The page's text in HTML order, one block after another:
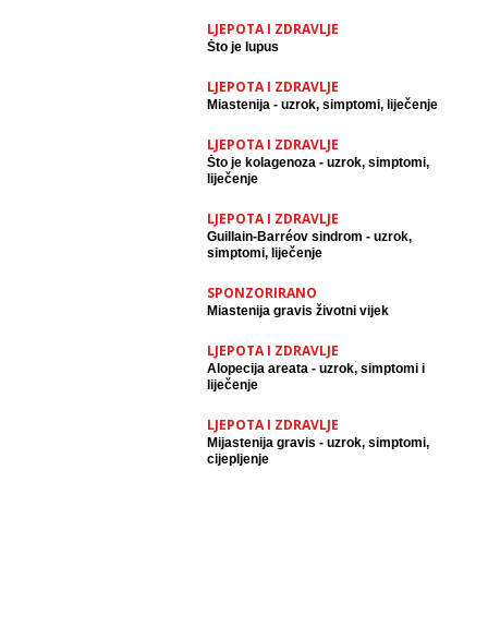
LJEPOTA I ZDRAVLJE
Što je lupus
LJEPOTA I ZDRAVLJE
Miastenija - uzrok, simptomi, liječenje
LJEPOTA I ZDRAVLJE
Što je kolagenoza - uzrok, simptomi,
liječenje
LJEPOTA I ZDRAVLJE
Guillain-Barréov sindrom - uzrok,
simptomi, liječenje
SPONZORIRANO
Miastenija gravis životni vijek
LJEPOTA I ZDRAVLJE
Alopecija areata - uzrok, simptomi i
liječenje
LJEPOTA I ZDRAVLJE
Mijastenija gravis - uzrok, simptomi,
cijepljenje